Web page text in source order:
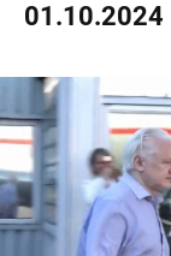
01.10.2024